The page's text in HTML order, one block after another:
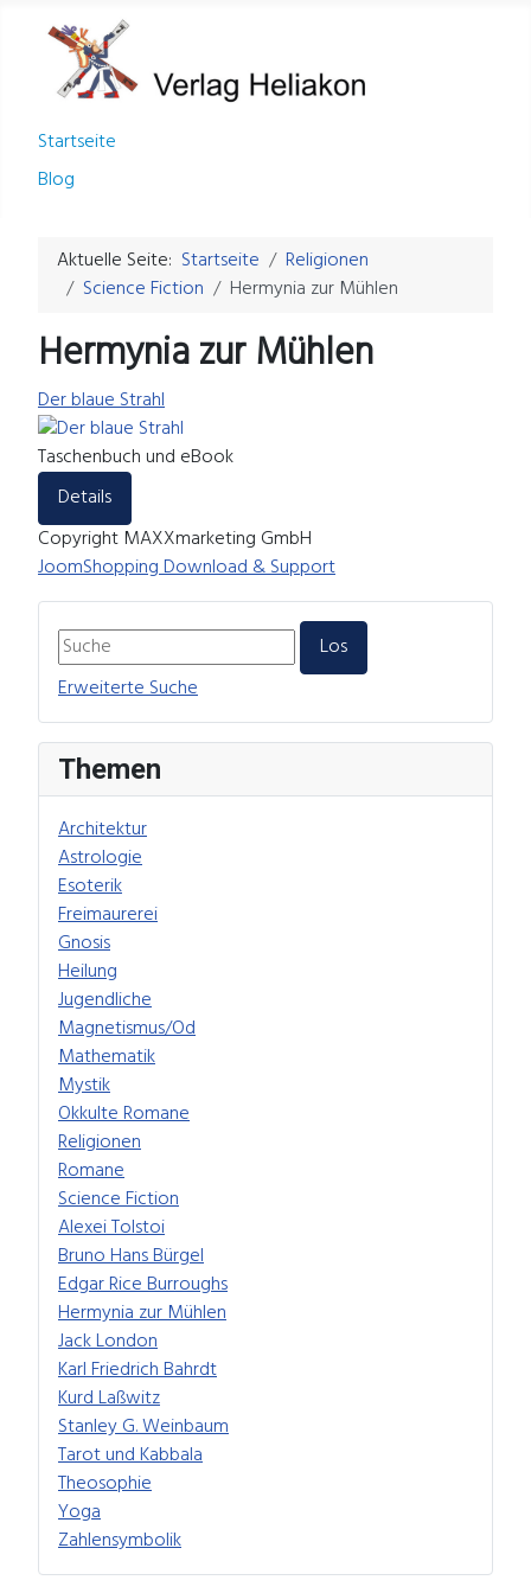
Startseite
Blog
Erweiterte Suche
Themen
Architektur
Astrologie
Esoterik
Freimaurerei
Gnosis
Heilung
Jugendliche
Magnetismus/Od
Mathematik
Mystik
Okkulte Romane
Religionen
Romane
Science Fiction
Alexei Tolstoi
Bruno Hans Bürgel
Edgar Rice Burroughs
Hermynia zur Mühlen
Jack London
Karl Friedrich Bahrdt
Kurd Laßwitz
Stanley G. Weinbaum
Tarot und Kabbala
Theosophie
Yoga
Zahlensymbolik
Aktuelle Seite: Startseite
Religionen
Science Fiction
Hermynia zur Mühlen
Hermynia zur Mühlen
Der blaue Strahl
Taschenbuch und eBook
Details
Copyright MAXXmarketing GmbH
JoomShopping Download & Support